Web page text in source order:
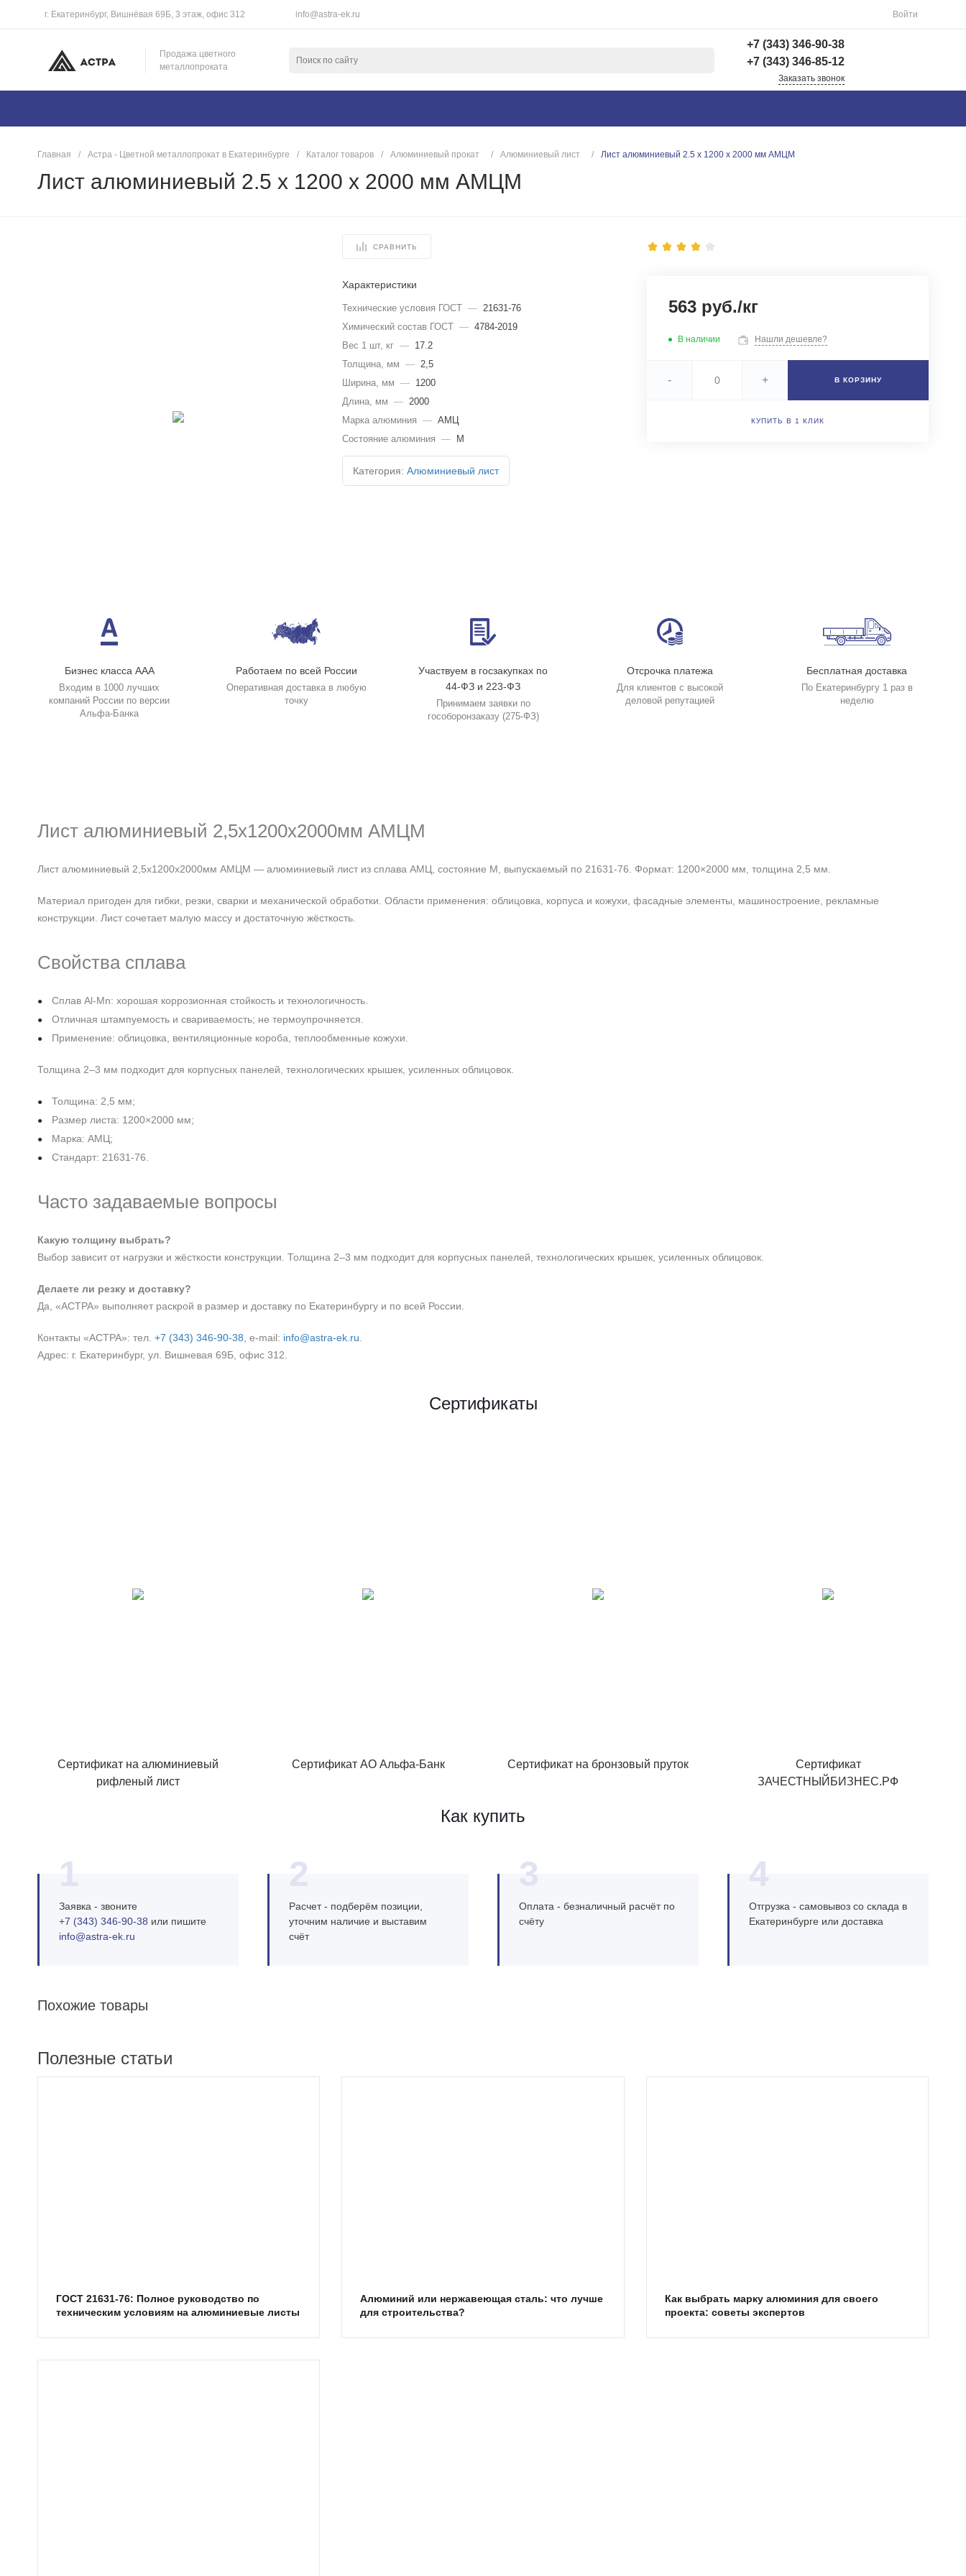
г. Екатеринбург, Вишнёвая 69Б, 3 этаж, офис 312 info@astra-ek.ru Войти
Продажа цветного
металлопроката
+7 (343) 346-90-38
+7 (343) 346-85-12
г. Екатеринбург,
Пн-Пт: 9:00-18:00 Cб-
info@astra-ek.ru
+7 (343) 346-85-12
Чапаева 43
Пн-Чт: 9:00-16:00 (обед
12:00-13:00) Пт: 9:00-
13:00) Сб-Вс: Выходной
info@astra-ek.ru
Заказать звонок
Главная / Астра - Цветной металлопрокат в Екатеринбурге / Каталог товаров / Алюминиевый прокат / Алюминиевый лист / Лист алюминиевый 2.5 х 1200 х 2000 мм АМЦМ
Лист алюминиевый 2.5 х 1200 х 2000 мм АМЦМ
СРАВНИТЬ
Характеристики
Технические условия ГОСТ — 21631-76
Химический состав ГОСТ — 4784-2019
Вес 1 шт, кг —
17.2
Толщина, мм — 2,5
Ширина, мм —
1200
Длина, мм — 2000
Марка алюминия — АМЦ
Состояние алюминия — М
Категория: Алюминиевый лист
563 руб./кг
В наличии Нашли дешевле?
- + В КОРЗИНУ
КУПИТЬ В 1 КЛИК
Бизнес класса ААА
Входим в 1000 лучших
компаний России по версии
Альфа-Банка
Работаем по всей России
Оперативная доставка в любую
точку
Участвуем в госзакупках по
44-ФЗ и 223-ФЗ
Принимаем заявки по
гособоронзаказу (275-ФЗ)
Отсрочка платежа
Для клиентов с высокой
деловой репутацией
Бесплатная доставка
По Екатеринбургу 1 раз в
неделю
Лист алюминиевый 2,5х1200х2000мм АМЦМ
Лист алюминиевый 2,5х1200х2000мм АМЦМ — алюминиевый лист из сплава АМЦ, состояние М, выпускаемый по 21631-76. Формат: 1200×2000 мм, толщина 2,5 мм.
Материал пригоден для гибки, резки, сварки и механической обработки. Области применения: облицовка, корпуса и кожухи, фасадные элементы, машиностроение, рекламные
конструкции. Лист сочетает малую массу и достаточную жёсткость.
Свойства сплава
Сплав Al‑Mn: хорошая коррозионная стойкость и технологичность.
Отличная штампуемость и свариваемость; не термоупрочняется.
Применение: облицовка, вентиляционные короба, теплообменные кожухи.
Толщина 2–3 мм подходит для корпусных панелей, технологических крышек, усиленных облицовок.
Толщина: 2,5 мм;
Размер листа: 1200×2000 мм;
Марка: АМЦ;
Стандарт: 21631-76.
Часто задаваемые вопросы
Какую толщину выбрать?
Выбор зависит от нагрузки и жёсткости конструкции. Толщина 2–3 мм подходит для корпусных панелей, технологических крышек, усиленных облицовок.
Делаете ли резку и доставку?
Да, «АСТРА» выполняет раскрой в размер и доставку по Екатеринбургу и по всей России.
Контакты «АСТРА»: тел. +7 (343) 346‑90‑38 , e‑mail: info@astra-ek.ru
Адрес: г. Екатеринбург, ул. Вишневая 69Б, офис 312.
Сертификаты
Сертификат на алюминиевый
рифленый лист
Сертификат АО Альфа-Банк Сертификат на бронзовый пруток
Сертификат
ЗАЧЕСТНЫЙБИЗНЕС.РФ
Как купить
1
Заявка - звоните
+7 (343) 346‑90‑38 или пишите
info@astra‑ek.ru
2
Расчет - подберём позиции,
уточним наличие и выставим
счёт
3
Оплата - безналичный расчёт по
счёту
4
Отгрузка - самовывоз со склада в
Екатеринбурге или доставка
Похожие товары
Полезные статьи
ГОСТ 21631-76: Полное руководство по
техническим условиям на алюминиевые листы
Алюминий или нержавеющая сталь: что лучше
для строительства?
Как выбрать марку алюминия для своего
проекта: советы экспертов